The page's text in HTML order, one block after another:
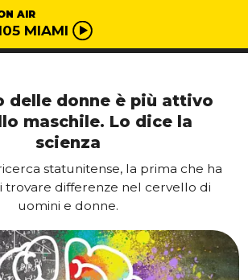
AIR
MIAMI
delle donne è più attivo
maschile. Lo dice la
scienza
statunitense, la prima che ha
trovare differenze nel cervello di
uomini e donne.